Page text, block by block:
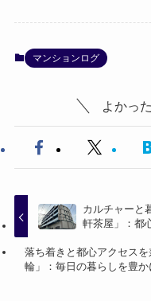
マンションログ
よかっ
カルチャーと
軒茶屋」：都
落ち着きと都心アクセス
輪」：毎日の暮らしを豊